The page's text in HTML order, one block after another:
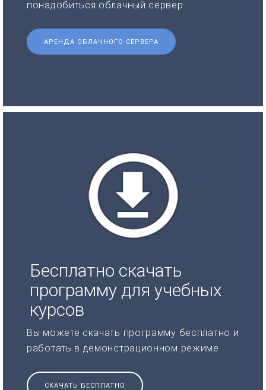
понадобиться облачный сервер.
АРЕНДА ОБЛАЧНОГО СЕРВЕРА
Бесплатно скачать
программу для учебных
курсов
Вы можете скачать программу бесплатно и
работать в демонстрационном режиме
СКАЧАТЬ БЕСПЛАТНО